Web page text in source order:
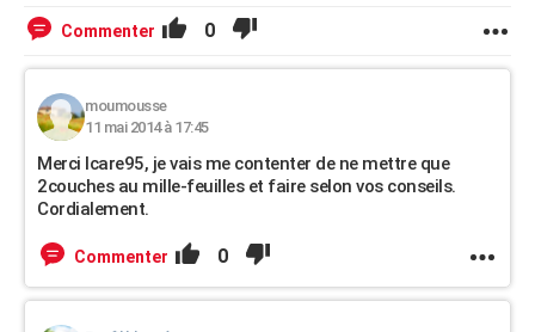
Bricolage
Lifestyle
Culture
Sport
Auto
Television
Voyage
Cinema Commenter 0
moumousse
11 mai 2014 à 17:45
Merci Icare95, je vais me contenter de ne mettre que
2couches au mille-feuilles et faire selon vos conseils.
Cordialement.
Commenter 0